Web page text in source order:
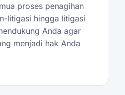
proses penagihan
litigasi hingga litigasi
Anda agar
menjadi hak Anda